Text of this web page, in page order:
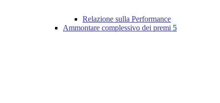
Relazione sulla Performance
Ammontare complessivo dei premi 5